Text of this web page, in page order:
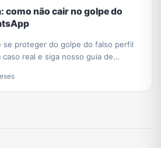
como não cair no golpe do
se proteger do golpe do falso perfil
caso real e siga nosso guia de